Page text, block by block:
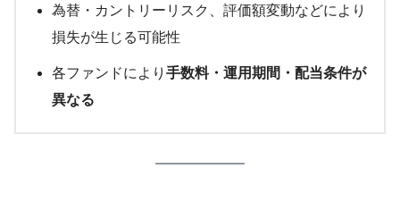
為替・カントリーリスク、評価額変動などにより
損失が生じる可能性
各ファンドにより 手数料・運用期間・配当条件が
異なる